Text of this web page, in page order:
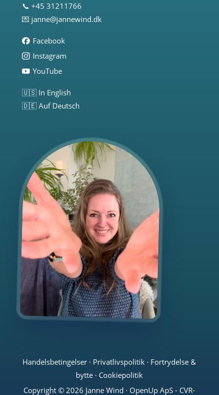
📞 +45 31211766
💌 janne@jannewind.dk
Facebook
Instagram
YouTube
🇺🇸 In English
🇩🇪 Auf Deutsch
Handelsbetingelser · Privatlivspolitik · Fortrydelse &
bytte · Cookiepolitik
Copyright © 2026 Janne Wind · OpenUp ApS - CVR-